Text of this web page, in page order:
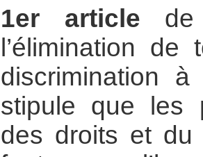
1er article de
l’élimination
discrimination
stipule que les
des droits et du